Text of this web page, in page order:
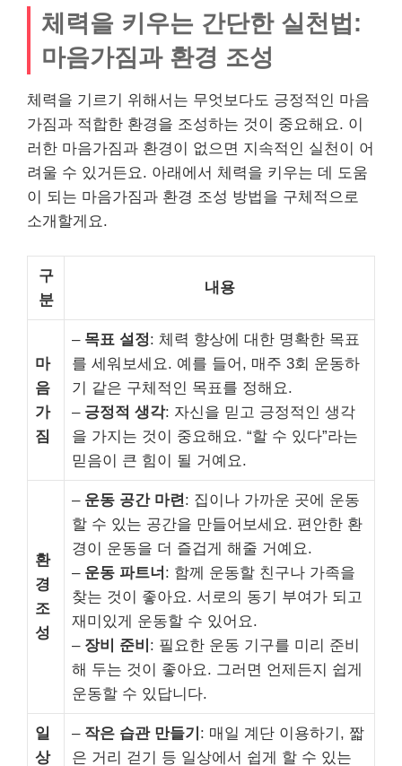
체력을 키우는 간단한 실천법:
마음가짐과 환경 조성
체력을 기르기 위해서는 무엇보다도 긍정적인 마음
가짐과 적합한 환경을 조성하는 것이 중요해요. 이
러한 마음가짐과 환경이 없으면 지속적인 실천이 어
려울 수 있거든요. 아래에서 체력을 키우는 데 도움
이 되는 마음가짐과 환경 조성 방법을 구체적으로
소개할게요.
구
분
내용
마
음
가
짐
– 목표 설정: 체력 향상에 대한 명확한 목표
를 세워보세요. 예를 들어, 매주 3회 운동하
기 같은 구체적인 목표를 정해요.
– 긍정적 생각: 자신을 믿고 긍정적인 생각
을 가지는 것이 중요해요. “할 수 있다”라는
믿음이 큰 힘이 될 거예요.
환
경
조
성
– 운동 공간 마련: 집이나 가까운 곳에 운동
할 수 있는 공간을 만들어보세요. 편안한 환
경이 운동을 더 즐겁게 해줄 거예요.
– 운동 파트너 : 함께 운동할 친구나 가족을
찾는 것이 좋아요. 서로의 동기 부여가 되고
재미있게 운동할 수 있어요.
– 장비 준비 : 필요한 운동 기구를 미리 준비
해 두는 것이 좋아요. 그러면 언제든지 쉽게
운동할 수 있답니다.
일
상
– 작은 습관 만들기 : 매일 계단 이용하기, 짧
은 거리 걷기 등 일상에서 쉽게 할 수 있는